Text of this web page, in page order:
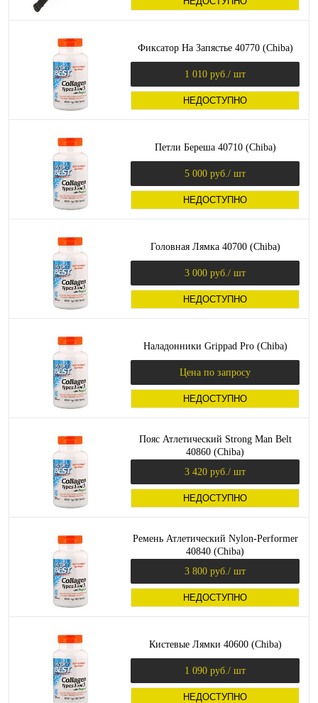
Фиксатор На Запястье 40770 (Chiba)
1 010 руб. / шт
НЕДОСТУПНО
Петли Береша 40710 (Chiba)
5 000 руб. / шт
НЕДОСТУПНО
Головная Лямка 40700 (Chiba)
3 000 руб. / шт
НЕДОСТУПНО
Наладонники Grippad Pro (Chiba)
Цена по запросу
НЕДОСТУПНО
Пояс Атлетический Strong Man Belt
40860 (Chiba)
3 420 руб. / шт
НЕДОСТУПНО
Ремень Атлетический Nylon-Performer
40840 (Chiba)
3 800 руб. / шт
НЕДОСТУПНО
Кистевые Лямки 40600 (Chiba)
1 090 руб. / шт
НЕДОСТУПНО